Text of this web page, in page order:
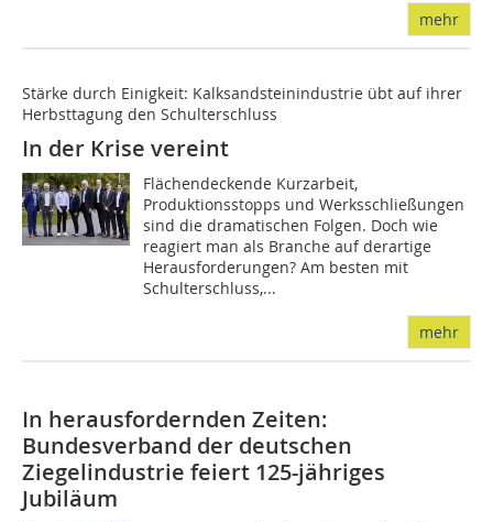
mehr
Stärke durch Einigkeit: Kalksandsteinindustrie übt auf ihrer
Herbsttagung den Schulterschluss
In der Krise vereint
Flächendeckende Kurzarbeit,
Produktionsstopps und Werksschließungen
sind die dramatischen Folgen. Doch wie
reagiert man als Branche auf derartige
Herausforderungen? Am besten mit
Schulterschluss,...
mehr
In herausfordernden Zeiten:
Bundesverband der deutschen
Ziegelindustrie feiert 125-jähriges
Jubiläum